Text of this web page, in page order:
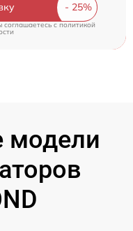
соглашаетесь c политикой
модели